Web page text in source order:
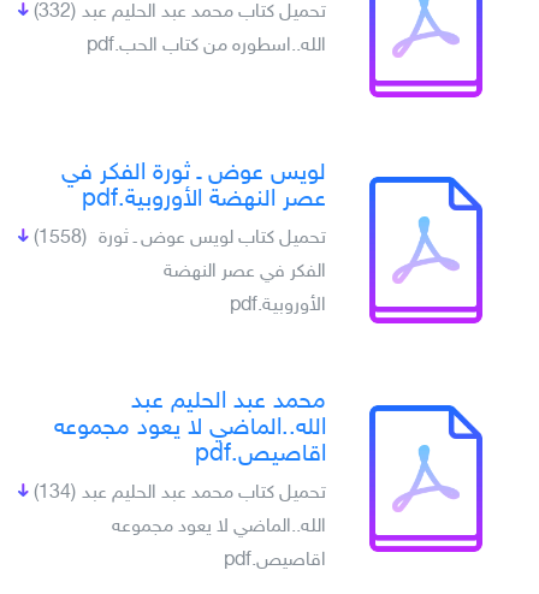
(332) تحميل كتاب محمد عبد الحليم عبد
الله..اسطوره من كتاب الحب.pdf
لويس عوض ـ ثورة الفكر في
عصر النهضة الأوروبية.pdf
(1558) تحميل كتاب لويس عوض ـ ثورة
الفكر في عصر النهضة
الأوروبية.pdf
محمد عبد الحليم عبد
الله..الماضي لا يعود مجموعه
اقاصيص.pdf
(134) تحميل كتاب محمد عبد الحليم عبد
الله..الماضي لا يعود مجموعه
اقاصيص.pdf